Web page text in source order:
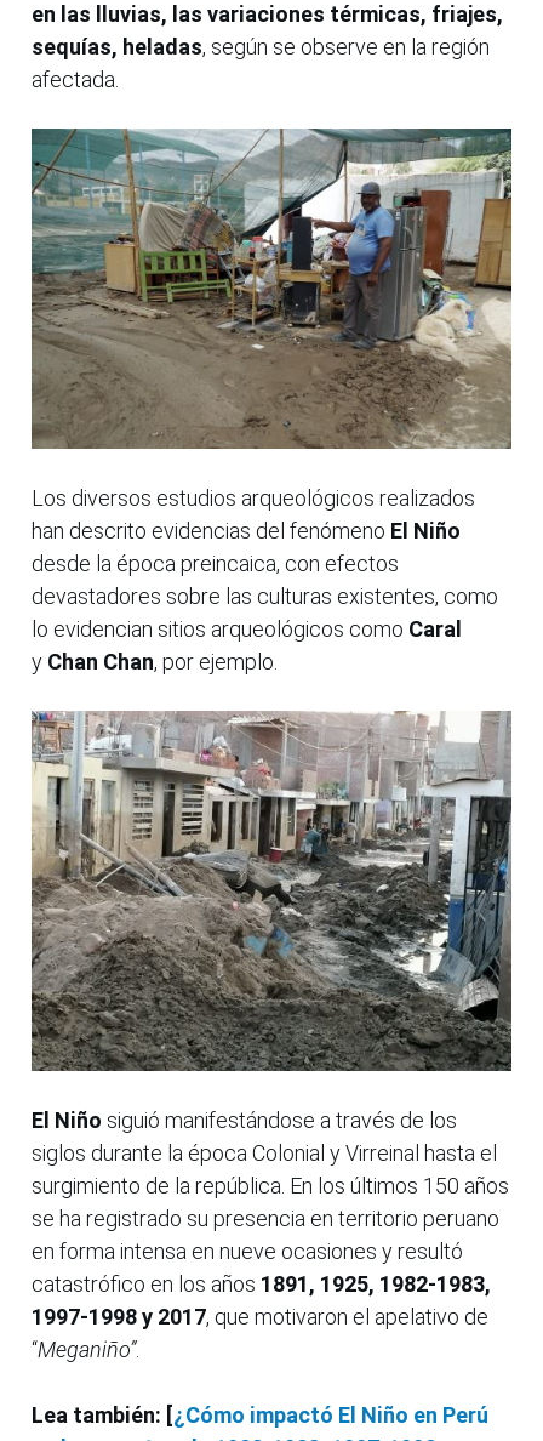
en las lluvias, las variaciones térmicas, friajes,
sequías, heladas, según se observe en la región
afectada.
Los diversos estudios arqueológicos realizados
han descrito evidencias del fenómeno El Niño
desde la época preincaica, con efectos
devastadores sobre las culturas existentes, como
lo evidencian sitios arqueológicos como Caral
y Chan Chan, por ejemplo.
El Niño siguió manifestándose a través de los
siglos durante la época Colonial y Virreinal hasta el
surgimiento de la república. En los últimos 150 años
se ha registrado su presencia en territorio peruano
en forma intensa en nueve ocasiones y resultó
catastrófico en los años 1891, 1925, 1982-1983,
1997-1998 y 2017, que motivaron el apelativo de
“Meganiño”.
Lea también: [¿Cómo impactó El Niño en Perú